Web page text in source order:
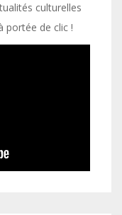
culturelles
portée de clic !